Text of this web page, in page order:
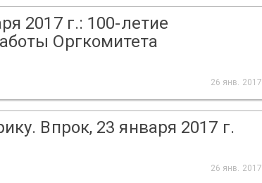
2017 г.: 100-летие
Оргкомитета
26 янв. 2017
Впрок, 23 января 2017 г.
26 янв. 2017